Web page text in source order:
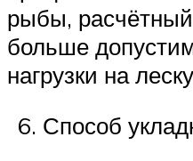
рыбы, расчётный
больше
нагрузки на
Способ